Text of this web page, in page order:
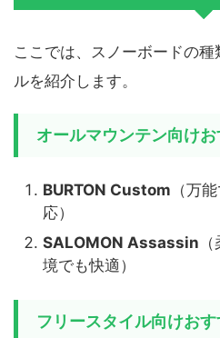
ここでは、スノーボードの
ルを紹介します。
オールマウンテン向け
BURTON Custom （万
応）
SALOMON Assassin
境でも快適）
フリースタイル向けお